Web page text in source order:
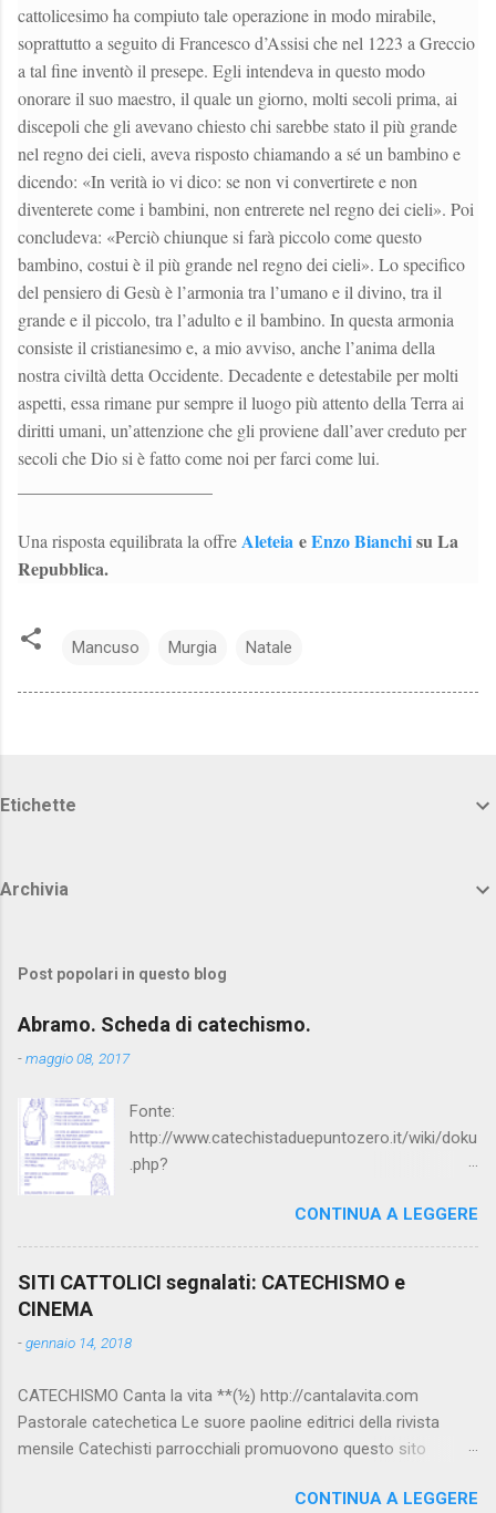
cattolicesimo ha compiuto tale operazione in modo mirabile,
soprattutto a seguito di Francesco d’Assisi che nel 1223 a Greccio
a tal fine inventò il presepe. Egli intendeva in questo modo
onorare il suo maestro, il quale un giorno, molti secoli prima, ai
discepoli che gli avevano chiesto chi sarebbe stato il più grande
nel regno dei cieli, aveva risposto chiamando a sé un bambino e
dicendo: «In verità io vi dico: se non vi convertirete e non
diventerete come i bambini, non entrerete nel regno dei cieli». Poi
concludeva: «Perciò chiunque si farà piccolo come questo
bambino, costui è il più grande nel regno dei cieli». Lo specifico
del pensiero di Gesù è l’armonia tra l’umano e il divino, tra il
grande e il piccolo, tra l’adulto e il bambino. In questa armonia
consiste il cristianesimo e, a mio avviso, anche l’anima della
nostra civiltà detta Occidente. Decadente e detestabile per molti
aspetti, essa rimane pur sempre il luogo più attento della Terra ai
diritti umani, un’attenzione che gli proviene dall’aver creduto per
secoli che Dio si è fatto come noi per farci come lui.
Una risposta equilibrata la offreAleteia eEnzo Bianchisu La
Repubblica.
Mancuso Murgia Natale
Etichette
Archivia
Post popolari in questo blog
Abramo. Scheda di catechismo.
-maggio 08, 2017
Fonte:
http://www.catechistaduepuntozero.it/wiki/doku
.php?
CONTINUA A LEGGERE
SITI CATTOLICI segnalati: CATECHISMO e
CINEMA
-gennaio 14, 2018
CATECHISMO Canta la vita **(½) http://cantalavita.com
Pastorale catechetica Le suore paoline editrici della rivista
mensile Catechisti parrocchiali promuovono questo sito
CONTINUA A LEGGERE